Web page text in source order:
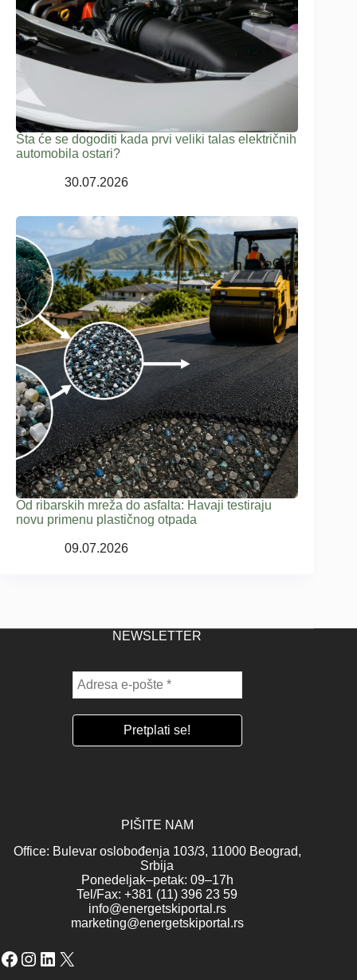
Šta će se dogoditi kada prvi veliki talas električnih
automobila ostari?
30.07.2026
Od ribarskih mreža do asfalta: Havaji testiraju
novu primenu plastičnog otpada
09.07.2026
NEWSLETTER
PIŠITE NAM
Office: Bulevar oslobođenja 103/3, 11000 Beograd,
Srbija
Ponedeljak–petak: 09–17h
Tel/Fax: +381 (11) 396 23 59
info@energetskiportal.rs
marketing@energetskiportal.rs
Facebook
Instagram
LinkedIn
X